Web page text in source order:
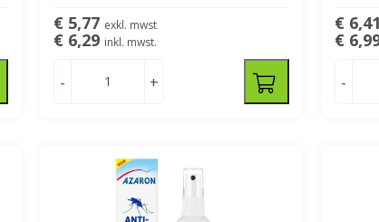
€ 5,77 exkl. mwst
€ 6,29 inkl. mwst.
- +
€ 6,41
€
-